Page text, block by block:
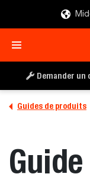
Demander un
Guides de produits